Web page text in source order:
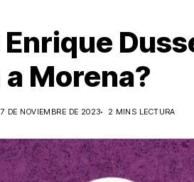
Morena?
7 DE NOVIEMBRE DE 2023 2 MINS LECTURA